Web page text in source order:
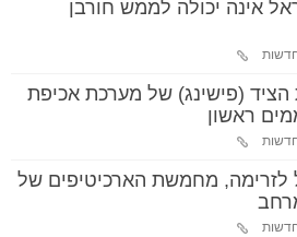
אינה יכולה לממש חורבן
(פישינג) של מערכת אכיפת
ראשון
לזרימה, מחמשת הארכיטיפים של